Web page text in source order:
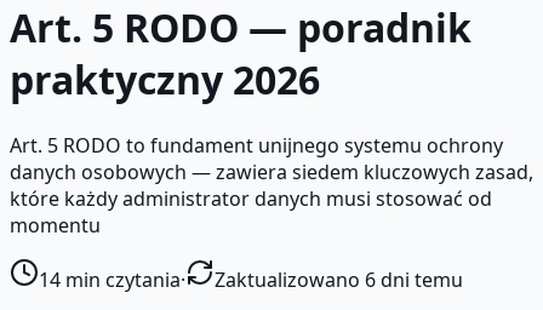
Art. 5 RODO — poradnik
praktyczny 2026
Art. 5 RODO to fundament unijnego systemu ochrony
danych osobowych — zawiera siedem kluczowych zasad,
które każdy administrator danych musi stosować od
momentu
14 min czytania·
Zaktualizowano 6 dni temu